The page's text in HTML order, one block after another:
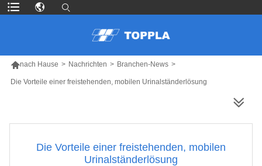
nach Hause > Nachrichten > Branchen-News >
Die Vorteile einer freistehenden, mobilen Urinalständerlösung
Die Vorteile einer freistehenden, mobilen
Urinalständerlösung